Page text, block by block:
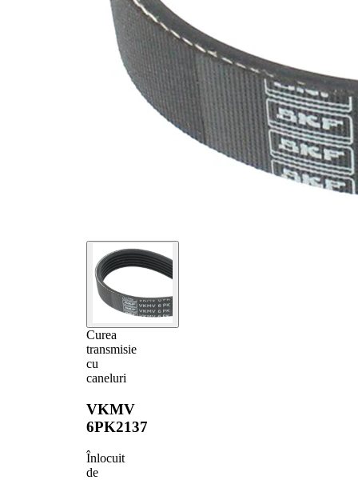
Curea
transmisie
cu
caneluri
VKMV
6PK2137
Înlocuit
de